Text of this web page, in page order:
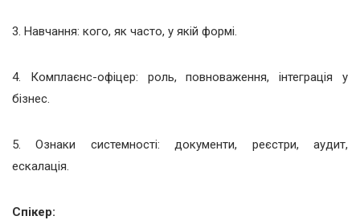
3. Навчання: кого, як часто, у якій формі.
4. Комплаєнс-офіцер: роль, повноваження, інтеграція у
бізнес.
5. Ознаки системності: документи, реєстри, аудит,
ескалація.
Спікер: